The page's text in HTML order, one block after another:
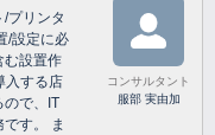
プリンタ
/設定に必
む設置作
入する店
ので、IT
す。 ま
コンサルタント
服部 実由加